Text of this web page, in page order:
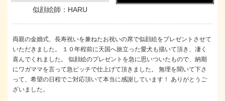
似顔絵師：HARU
両親の金婚式、長寿祝いを兼ねたお祝いの席で似顔絵をプレゼントさせて
いただきました。 １０年程前に天国へ旅立った愛犬も描いて頂き、凄く
喜んでくれました。 似顔絵のプレゼントを急に思いついたもので、納期
にワガママを言って急ピッチで仕上げて頂きました。 無理を聞いて下さ
って、希望の日程でご対応頂いて本当に感謝しています！ ありがとうご
ざいました。